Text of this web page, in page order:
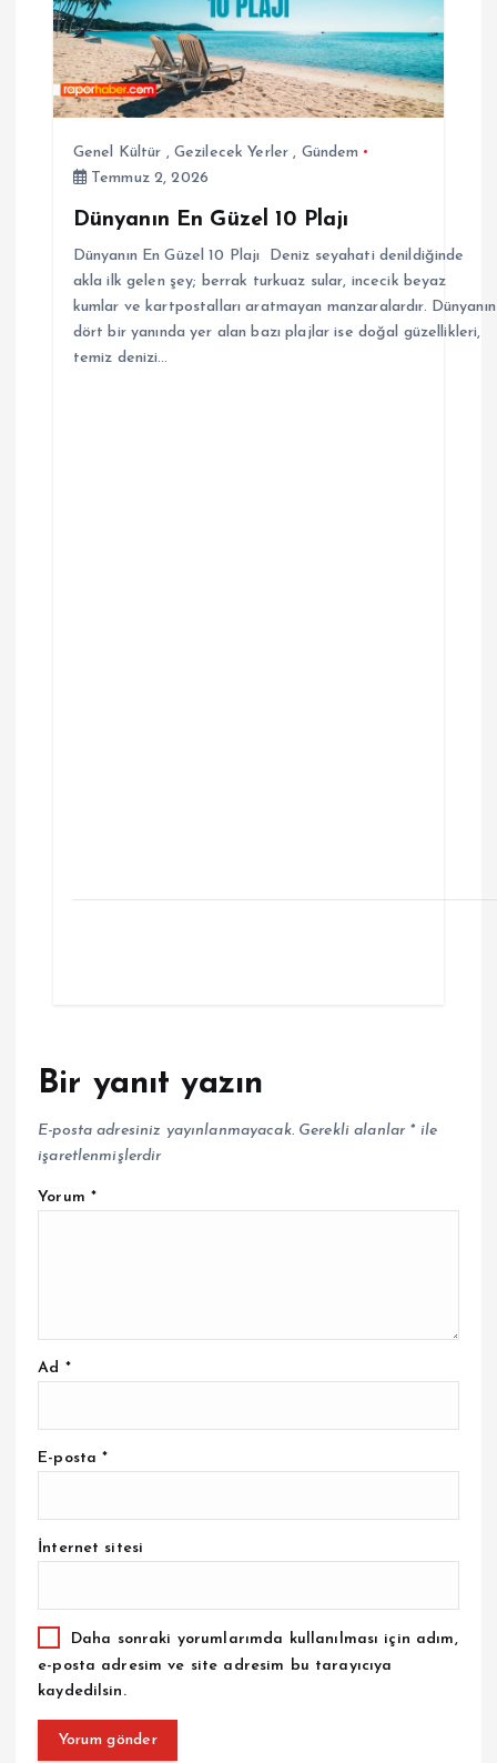
Genel Kültür , Gezilecek Yerler , Gündem
Temmuz 2, 2026
Dünyanın En Güzel 10 Plajı
Dünyanın En Güzel 10 Plajı Deniz seyahati denildiğinde
akla ilk gelen şey; berrak turkuaz sular, incecik beyaz
kumlar ve kartpostalları aratmayan manzaralardır. Dünyanın
dört bir yanında yer alan bazı plajlar ise doğal güzellikleri,
temiz denizi…
Bir yanıt yazın
E-posta adresiniz yayınlanmayacak. Gerekli alanlar *ile
işaretlenmişlerdir
Yorum *
Ad *
E-posta*
İnternet sitesi
Daha sonraki yorumlarımda kullanılması için adım,
e-posta adresim ve site adresim bu tarayıcıya
kaydedilsin.